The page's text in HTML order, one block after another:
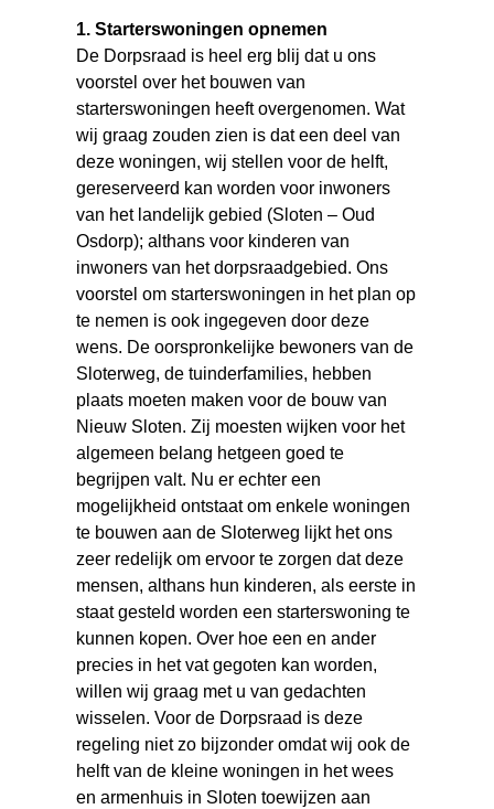
1. Starterswoningen opnemen
De Dorpsraad is heel erg blij dat u ons
voorstel over het bouwen van
starterswoningen heeft overgenomen. Wat
wij graag zouden zien is dat een deel van
deze woningen, wij stellen voor de helft,
gereserveerd kan worden voor inwoners
van het landelijk gebied (Sloten – Oud
Osdorp); althans voor kinderen van
inwoners van het dorpsraadgebied. Ons
voorstel om starterswoningen in het plan op
te nemen is ook ingegeven door deze
wens. De oorspronkelijke bewoners van de
Sloterweg, de tuinderfamilies, hebben
plaats moeten maken voor de bouw van
Nieuw Sloten. Zij moesten wijken voor het
algemeen belang hetgeen goed te
begrijpen valt. Nu er echter een
mogelijkheid ontstaat om enkele woningen
te bouwen aan de Sloterweg lijkt het ons
zeer redelijk om ervoor te zorgen dat deze
mensen, althans hun kinderen, als eerste in
staat gesteld worden een starterswoning te
kunnen kopen. Over hoe een en ander
precies in het vat gegoten kan worden,
willen wij graag met u van gedachten
wisselen. Voor de Dorpsraad is deze
regeling niet zo bijzonder omdat wij ook de
helft van de kleine woningen in het wees
en armenhuis in Sloten toewijzen aan